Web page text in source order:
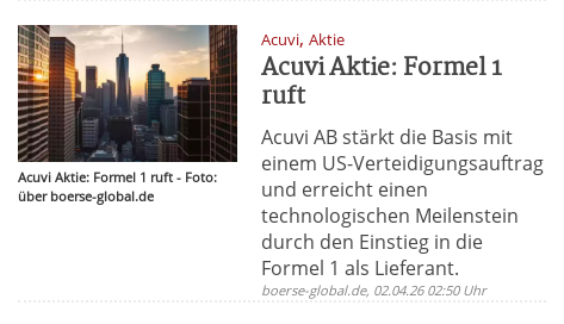
Acuvi Aktie: Formel 1 ruft - Foto:
über boerse-global.de
Acuvi,Aktie
Acuvi Aktie: Formel 1
ruft
Acuvi AB stärkt die Basis mit
einem US-Verteidigungsauftrag
und erreicht einen
technologischen Meilenstein
durch den Einstieg in die
Formel 1 als Lieferant.
boerse-global.de, 02.04.26 02:50 Uhr